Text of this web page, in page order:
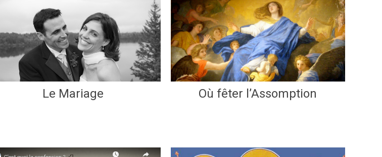
Le Mariage Où fêter l’Assomption